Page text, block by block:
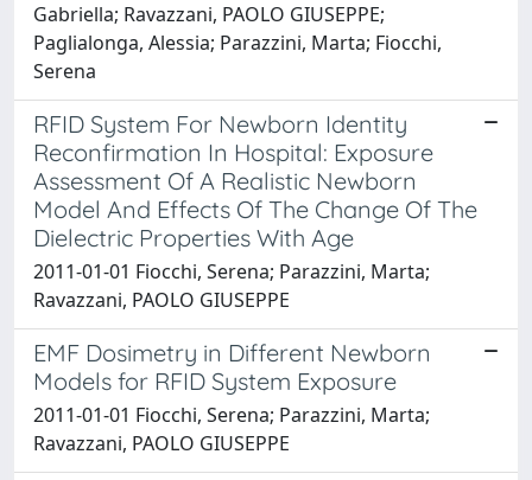
Gabriella; Ravazzani, PAOLO GIUSEPPE;
Paglialonga, Alessia; Parazzini, Marta; Fiocchi,
Serena
RFID System For Newborn Identity
Reconfirmation In Hospital: Exposure
Assessment Of A Realistic Newborn
Model And Effects Of The Change Of The
Dielectric Properties With Age
2011-01-01 Fiocchi, Serena; Parazzini, Marta;
Ravazzani, PAOLO GIUSEPPE
EMF Dosimetry in Different Newborn
Models for RFID System Exposure
2011-01-01 Fiocchi, Serena; Parazzini, Marta;
Ravazzani, PAOLO GIUSEPPE